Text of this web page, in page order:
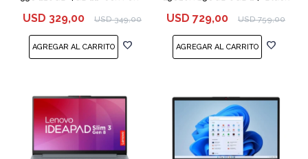
USD 329,00 USD 349,00 USD 729,00 USD 759,00